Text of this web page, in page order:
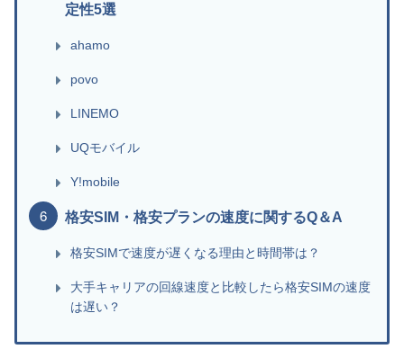
定性5選
ahamo
povo
LINEMO
UQモバイル
Y!mobile
格安SIM・格安プランの速度に関するQ＆A
格安SIMで速度が遅くなる理由と時間帯は？
大手キャリアの回線速度と比較したら格安SIMの速度
は遅い？